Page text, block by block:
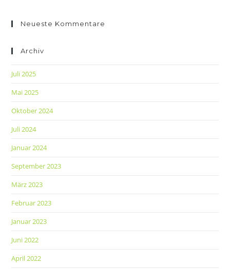
Neueste Kommentare
Archiv
Juli 2025
Mai 2025
Oktober 2024
Juli 2024
Januar 2024
September 2023
März 2023
Februar 2023
Januar 2023
Juni 2022
April 2022